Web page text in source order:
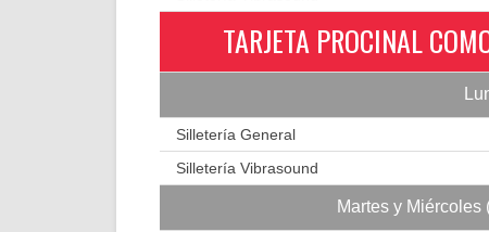
TARJETA PROCINAL
Silletería General
Silletería Vibrasound
Martes y